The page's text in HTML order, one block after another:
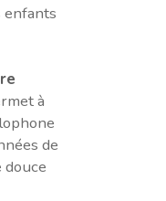
enfants
à
de